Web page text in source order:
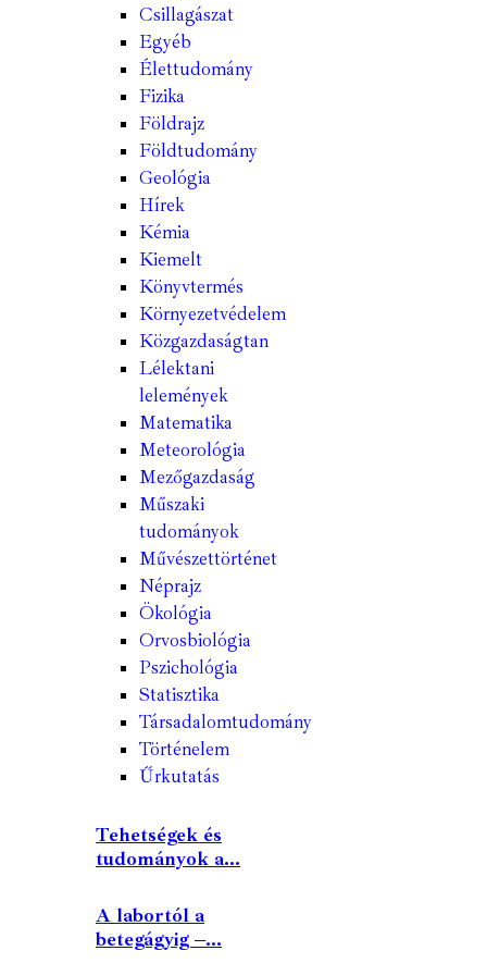
Csillagászat
Egyéb
Élettudomány
Fizika
Földrajz
Földtudomány
Geológia
Hírek
Kémia
Kiemelt
Könyvtermés
Környezetvédelem
Közgazdaságtan
Lélektani
lelemények
Matematika
Meteorológia
Mezőgazdaság
Műszaki
tudományok
Művészettörténet
Néprajz
Ökológia
Orvosbiológia
Pszichológia
Statisztika
Társadalomtudomány
Történelem
Űrkutatás
Tehetségek és
tudományok a...
A labortól a
betegágyig –...